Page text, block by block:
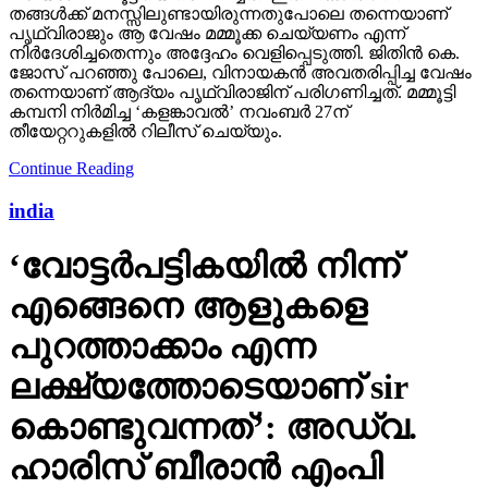
തങ്ങള്‍ക്ക് മനസ്സിലുണ്ടായിരുന്നതുപോലെ തന്നെയാണ്
പൃഥ്വിരാജും ആ വേഷം മമ്മൂക്ക ചെയ്യണം എന്ന്
നിര്‍ദേശിച്ചതെന്നും അദ്ദേഹം വെളിപ്പെടുത്തി. ജിതിന്‍ കെ.
ജോസ് പറഞ്ഞു പോലെ, വിനായകന്‍ അവതരിപ്പിച്ച വേഷം
തന്നെയാണ് ആദ്യം പൃഥ്വിരാജിന് പരിഗണിച്ചത്. മമ്മൂട്ടി
കമ്പനി നിര്‍മിച്ച ‘കളങ്കാവല്‍’ നവംബര്‍ 27ന്
തീയേറ്ററുകളില്‍ റിലീസ് ചെയ്യും.
Continue Reading
india
‘വോട്ടര്‍പട്ടികയില്‍ നിന്ന്
എങ്ങെനെ ആളുകളെ
പുറത്താക്കാം എന്ന
ലക്ഷ്യത്തോടെയാണ് sir
കൊണ്ടുവന്നത്’: അഡ്വ.
ഹാരിസ് ബീരാൻ എംപി